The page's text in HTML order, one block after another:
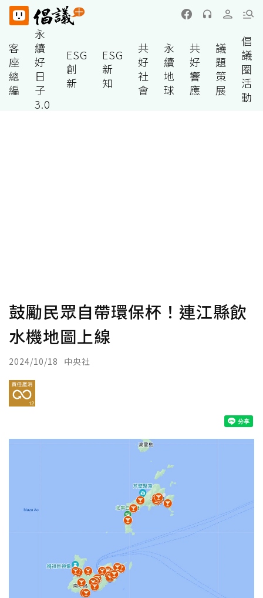
客
座
總
編
永
續
好
日
子
3.0
ESG
創
新
ESG
新
知
共
好
社
會
永
續
地
球
共
好
響
應
議
題
策
展
倡
議
圈
活
動
鼓勵民眾自帶環保杯！連江縣飲
水機地圖上線
2024/10/18 中央社